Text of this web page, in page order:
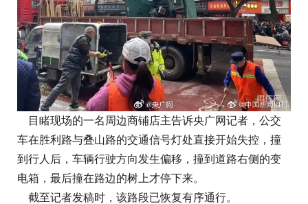
目睹现场的一名周边商铺店主告诉央广网记者，公交
车在胜利路与叠山路的交通信号灯处直接开始失控，撞
到行人后，车辆行驶方向发生偏移，撞到道路右侧的变
电箱，最后撞在路边的树上才停下来。
截至记者发稿时，该路段已恢复有序通行。